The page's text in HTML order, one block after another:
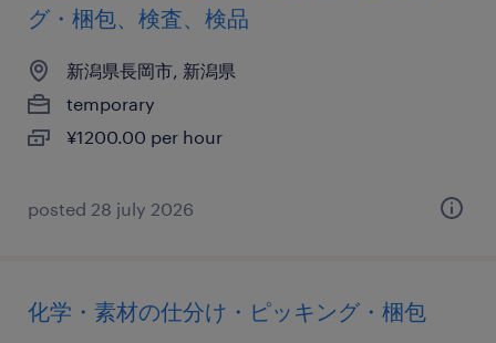
グ・梱包、検査、検品
新潟県長岡市, 新潟県
temporary
¥1200.00 per hour
posted 28 july 2026
化学・素材の仕分け・ピッキング・梱包